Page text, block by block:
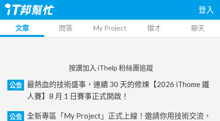
登入
文章 問答 My Project 徵才 聊天
按讚加入 iThelp 粉絲團追蹤
公告
最熱血的技術盛事，連續 30 天的修煉【2026 iThome 鐵
人賽】8 月 1 日賽事正式開啟！
公告
全新專區「My Project」正式上線！邀請你用技術交流，